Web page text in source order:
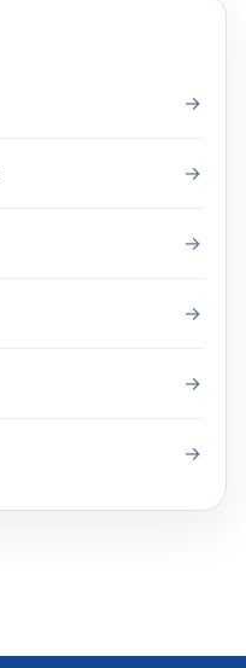
→
→
→
→
→
→